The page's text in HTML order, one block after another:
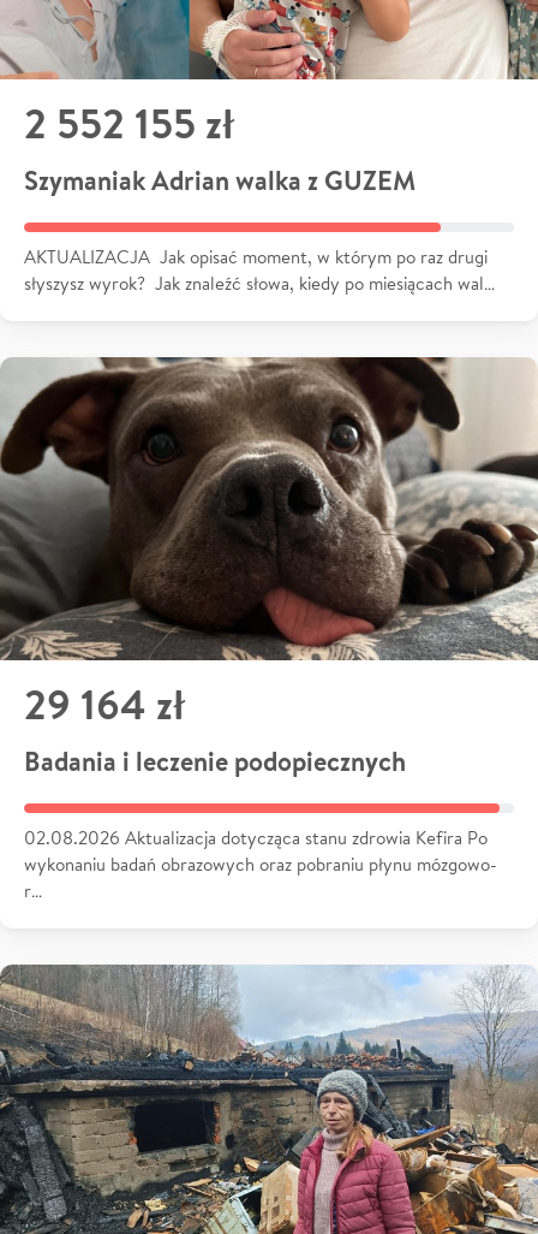
2 552 155 zł
Szymaniak Adrian walka z GUZEM
AKTUALIZACJA Jak opisać moment, w którym po raz drugi
słyszysz wyrok? Jak znaleźć słowa, kiedy po miesiącach wal…
29 164 zł
Badania i leczenie podopiecznych
02.08.2026 Aktualizacja dotycząca stanu zdrowia Kefira Po
wykonaniu badań obrazowych oraz pobraniu płynu mózgowo-
r…